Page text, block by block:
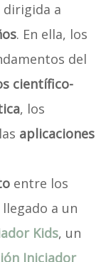
a
. En ella, los
del
científico-
, los
aplicaciones
entre los
a un
Kids, un
Iniciador